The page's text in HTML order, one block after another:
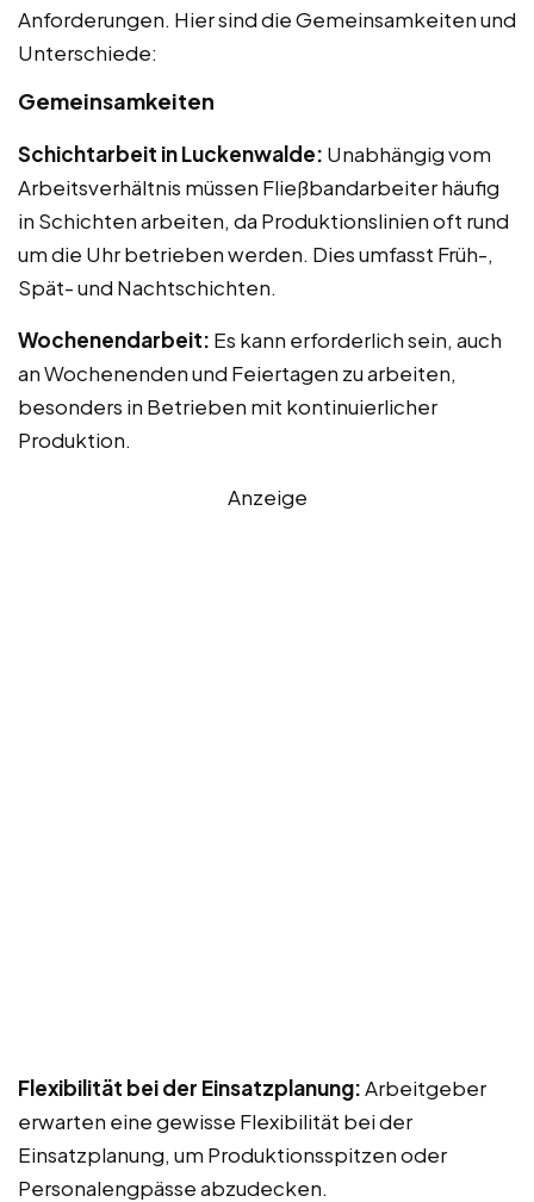
Anforderungen. Hier sind die Gemeinsamkeiten und
Unterschiede:
Gemeinsamkeiten
Schichtarbeit in Luckenwalde: Unabhängig vom
Arbeitsverhältnis müssen Fließbandarbeiter häufig
in Schichten arbeiten, da Produktionslinien oft rund
um die Uhr betrieben werden. Dies umfasst Früh-,
Spät- und Nachtschichten.
Wochenendarbeit: Es kann erforderlich sein, auch
an Wochenenden und Feiertagen zu arbeiten,
besonders in Betrieben mit kontinuierlicher
Produktion.
Anzeige
Flexibilität bei der Einsatzplanung:Arbeitgeber
erwarten eine gewisse Flexibilität bei der
Einsatzplanung, um Produktionsspitzen oder
Personalengpässe abzudecken.